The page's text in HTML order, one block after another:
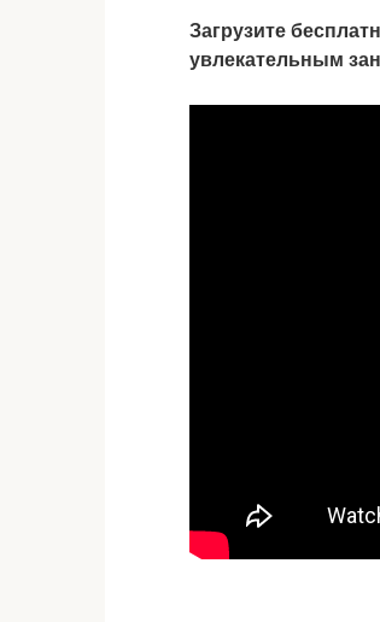
Загрузите
увлекательным